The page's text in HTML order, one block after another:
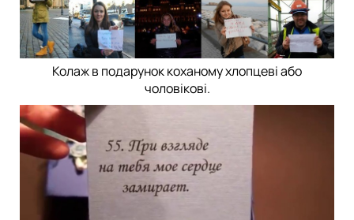
Колаж в подарунок коханому хлопцеві або
чоловікові.